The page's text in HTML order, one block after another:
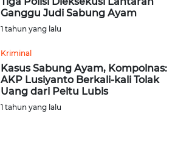
Ganggu Judi Sabung Ayam
1 tahun yang lalu
Kriminal
Kasus Sabung Ayam, Kompolnas:
AKP Lusiyanto Berkali-kali Tolak
Uang dari Peltu Lubis
1 tahun yang lalu